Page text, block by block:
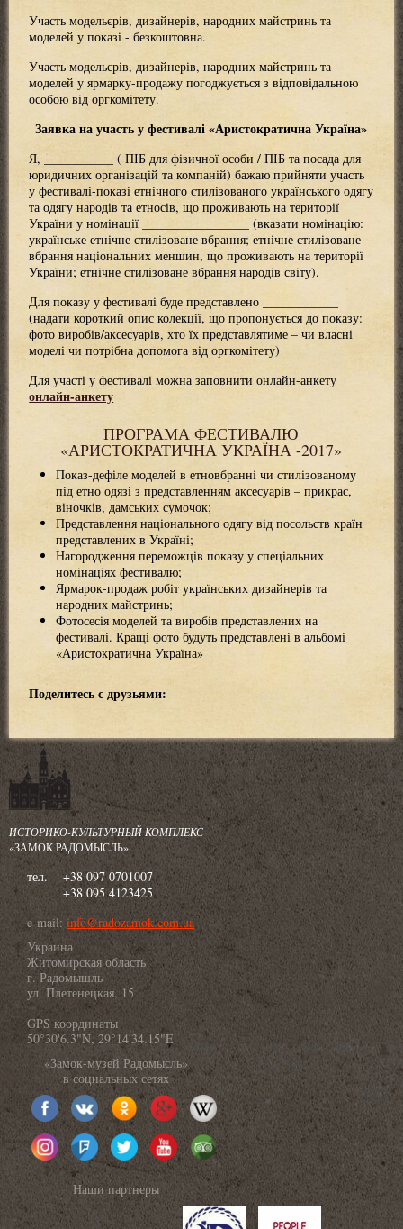
Участь модельєрів, дизайнерів, народних майстринь та
моделей у показі - безкоштовна.
Участь модельєрів, дизайнерів, народних майстринь та
моделей у ярмарку-продажу погоджується з відповідальною
особою від оргкомітету.
Заявка на участь у фестивалі «Аристократична Україна»
Я, ___________ ( ПІБ для фізичної особи / ПІБ та посада для
юридичних організацій та компаній) бажаю прийняти участь
у фестивалі-показі етнічного стилізованого українського одягу
та одягу народів та етносів, що проживають на території
України у номінації _________________ (вказати номінацію:
українське етнічне стилізоване вбрання; етнічне стилізоване
вбрання національних меншин, що проживають на території
України; етнічне стилізоване вбрання народів світу).
Для показу у фестивалі буде представлено ____________
(надати короткий опис колекції, що пропонується до показу:
фото виробів/аксесуарів, хто їх представлятиме – чи власні
моделі чи потрібна допомога від оргкомітету)
Для участі у фестивалі можна заповнити онлайн-анкету
онлайн-анкету
ПРОГРАМА ФЕСТИВАЛЮ
«АРИСТОКРАТИЧНА УКРАЇНА -2017»
Показ-дефіле моделей в етновбранні чи стилізованому
під етно одязі з представленням аксесуарів – прикрас,
віночків, дамських сумочок;
Представлення національного одягу від посольств країн
представлених в Україні;
Нагородження переможців показу у спеціальних
номінаціях фестивалю;
Ярмарок-продаж робіт українських дизайнерів та
народних майстринь;
Фотосесія моделей та виробів представлених на
фестивалі. Кращі фото будуть представлені в альбомі
«Аристократична Україна»
Поделитесь с друзьями:
ИСТОРИКО-КУЛЬТУРНЫЙ КОМПЛЕКС
«ЗАМОК РАДОМЫСЛЬ»
тел.
+38 097 0701007
+38 095 4123425
e-mail: info@radozamok.com.ua
Украина
Житомирская область
г. Радомышль
ул. Плетенецкая, 15
GPS координаты
50°30'6.3"N, 29°14'34.15"E
«Замок-музей Радомысль»
в социальных сетях
Наши партнеры